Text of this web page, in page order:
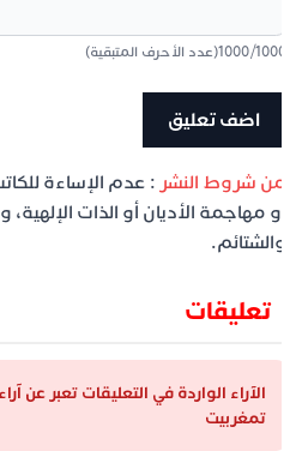
/
1000(عدد الأحرف المتبقية)
شروط النشر: عدم الإساءة
مهاجمة الأديان أو الذات الإلهية،
تعليقات
الآراء الواردة في التعليقات تعبر عن
تمغربيت